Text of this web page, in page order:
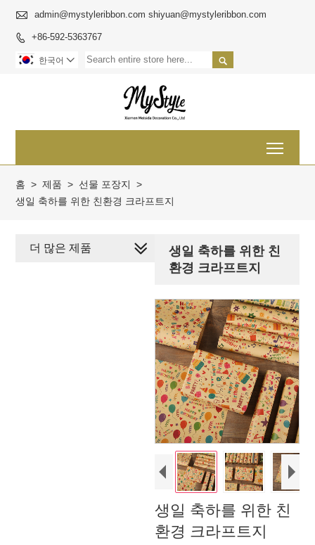
 admin@mystyleribbon.com shiyuan@mystyleribbon.com
 +86-592-5363767

한국어 
홈 > 제품 > 선물 포장지
>
생일 축하를 위한 친환경 크라프트지
생일 축하를 위한 친
환경 크라프트지
생일 축하를 위한 친
환경 크라프트지
더 많은 제품